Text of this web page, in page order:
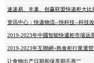
速递易、丰巢、创赢联盟快递柜大比
资讯中心：快递物流--快科技--科技
2019-2023年中國智能快遞柜市場远
2019-2023年互聯網+熟食柜行業運
让食物出产日期和保质期不再“”